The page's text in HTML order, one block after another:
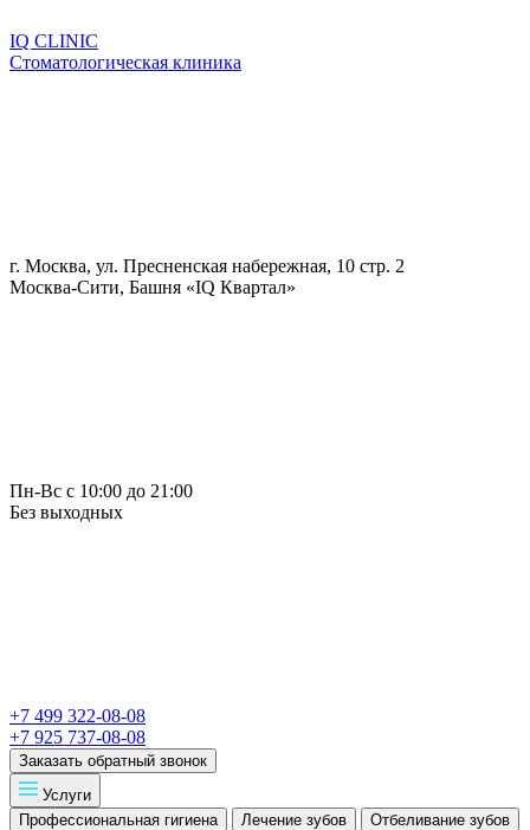
IQ CLINIC
Стоматологическая клиника
г. Москва, ул. Пресненская набережная, 10 стр. 2
Москва-Сити, Башня «IQ Квартал»
Пн-Вс с 10:00 до 21:00
Без выходных
+7 499 322-08-08
+7 925 737-08-08
Заказать обратный звонок
Услуги
Профессиональная гигиена
Лечение зубов
Отбеливание зубов